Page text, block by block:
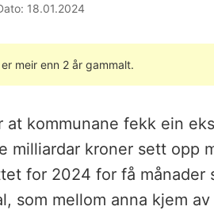
18.01.2024
meir enn 2 år gammalt.
at kommunane fekk ein
milliardar kroner sett opp
for 2024 for få månader
som mellom anna kjem